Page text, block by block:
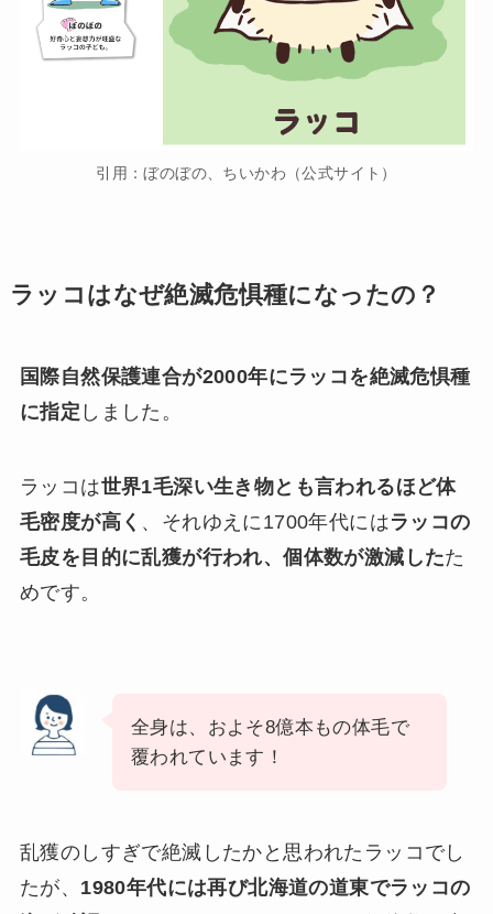
引用：ぼのぼの、ちいかわ（公式サイト）
ラッコはなぜ絶滅危惧種になったの？
国際自然保護連合が2000年にラッコを絶滅危惧種
に指定 しました。
ラッコは世界1毛深い生き物とも言われるほど体
毛密度が高く 、それゆえに1700年代にはラッコの
毛皮を目的に乱獲が行われ、個体数が激減したた
めです。
全身は、およそ8億本もの体毛で
覆われています！
乱獲のしすぎで絶滅したかと思われたラッコでし
たが、 1980年代には再び北海道の道東でラッコの